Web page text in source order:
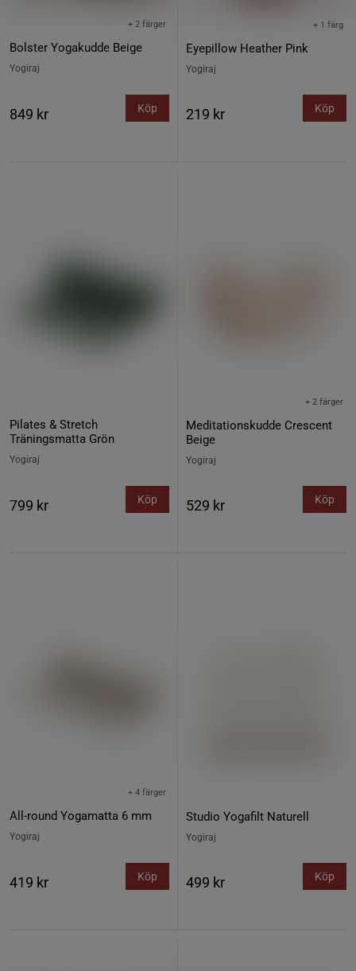
Bolster Yogakudde Beige
+ 2 färger
Yogiraj
849 kr Köp
Eyepillow Heather Pink
+ 1 färg
Yogiraj
219 kr Köp
Pilates & Stretch
Träningsmatta Grön
Yogiraj
799 kr Köp
Meditationskudde Crescent
Beige
+ 2 färger
Yogiraj
529 kr Köp
All-round Yogamatta 6 mm
+ 4 färger
Yogiraj
419 kr Köp
Studio Yogafilt Naturell
Yogiraj
499 kr Köp